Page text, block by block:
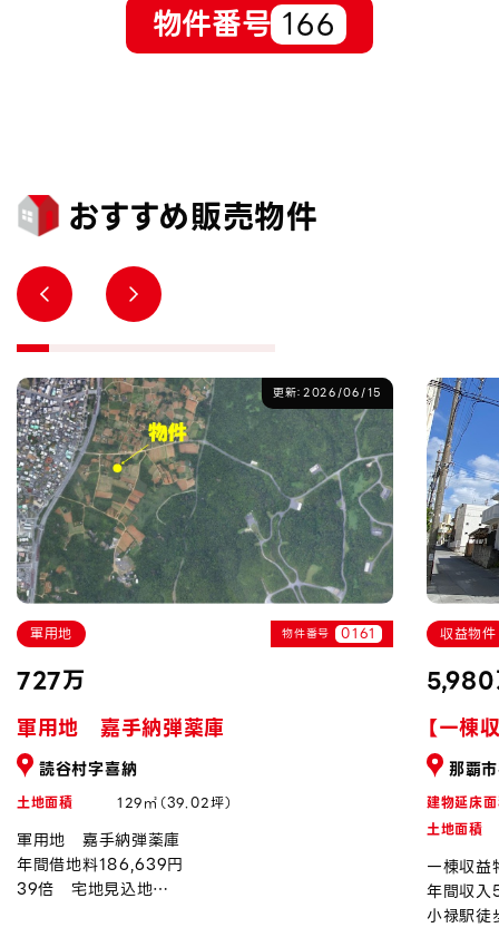
物件番号 166
おすすめ販売物件
更新：2026/06/15
軍用地 物件番号 0161
727万
軍用地 嘉手納弾薬庫
読谷村字喜納
土地面積 129㎡（39.02坪）
軍用地 嘉手納弾薬庫
年間借地料186,639円
39倍 宅地見込地
収益物件
5,980
【一棟
那覇
建物延床
土地面積
一棟収益
年間収入
小禄駅徒